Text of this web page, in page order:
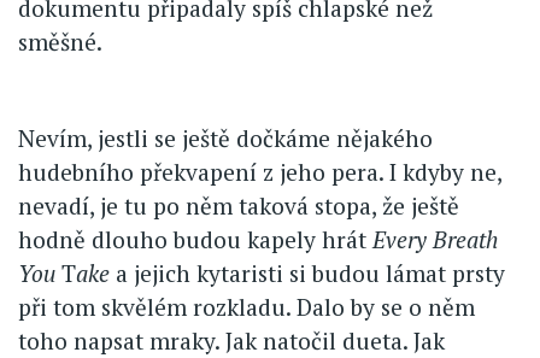
dokumentu připadaly spíš chlapské než
směšné.
Nevím, jestli se ještě dočkáme nějakého
hudebního překvapení z jeho pera. I kdyby ne,
nevadí, je tu po něm taková stopa, že ještě
hodně dlouho budou kapely hrátEvery Breath
You Take a jejich kytaristi si budou lámat prsty
při tom skvělém rozkladu. Dalo by se o něm
toho napsat mraky. Jak natočil dueta. Jak